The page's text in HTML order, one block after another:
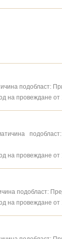
подобласт:
на провеждане
на провеждане
подобласт:
на провеждане